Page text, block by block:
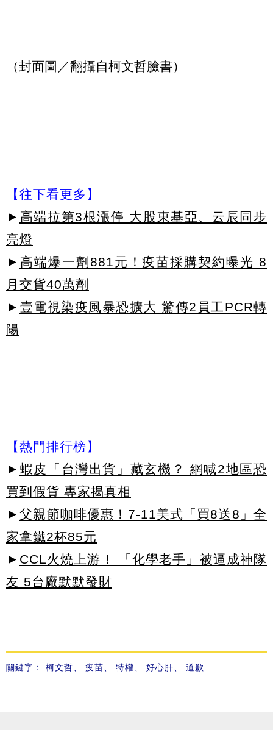
（封面圖／翻攝自柯文哲臉書）
【往下看更多】
► 高端拉第3根漲停 大股東基亞、云辰同步
亮燈
► 高端爆一劑881元！疫苗採購契約曝光 8
月交貨40萬劑
► 壹電視染疫風暴恐擴大 驚傳2員工PCR轉
陽
【熱門排行榜】
► 蝦皮「台灣出貨」藏玄機？ 網喊2地區恐
買到假貨 專家揭真相
► 父親節咖啡優惠！7-11美式「買8送8」全
家拿鐵2杯85元
► CCL火燒上游！ 「化學老手」被逼成神隊
友 5台廠默默發財
關鍵字： 柯文哲 疫苗 特權 好心肝 道歉